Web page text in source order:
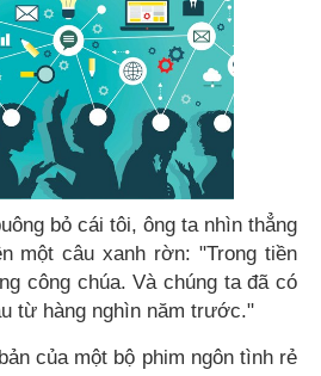
bỏ cái tôi, ông ta nhìn thẳng
một câu xanh rờn: "Trong tiền
công chúa. Và chúng ta đã có
từ hàng nghìn năm trước."
của một bộ phim ngôn tình rẻ